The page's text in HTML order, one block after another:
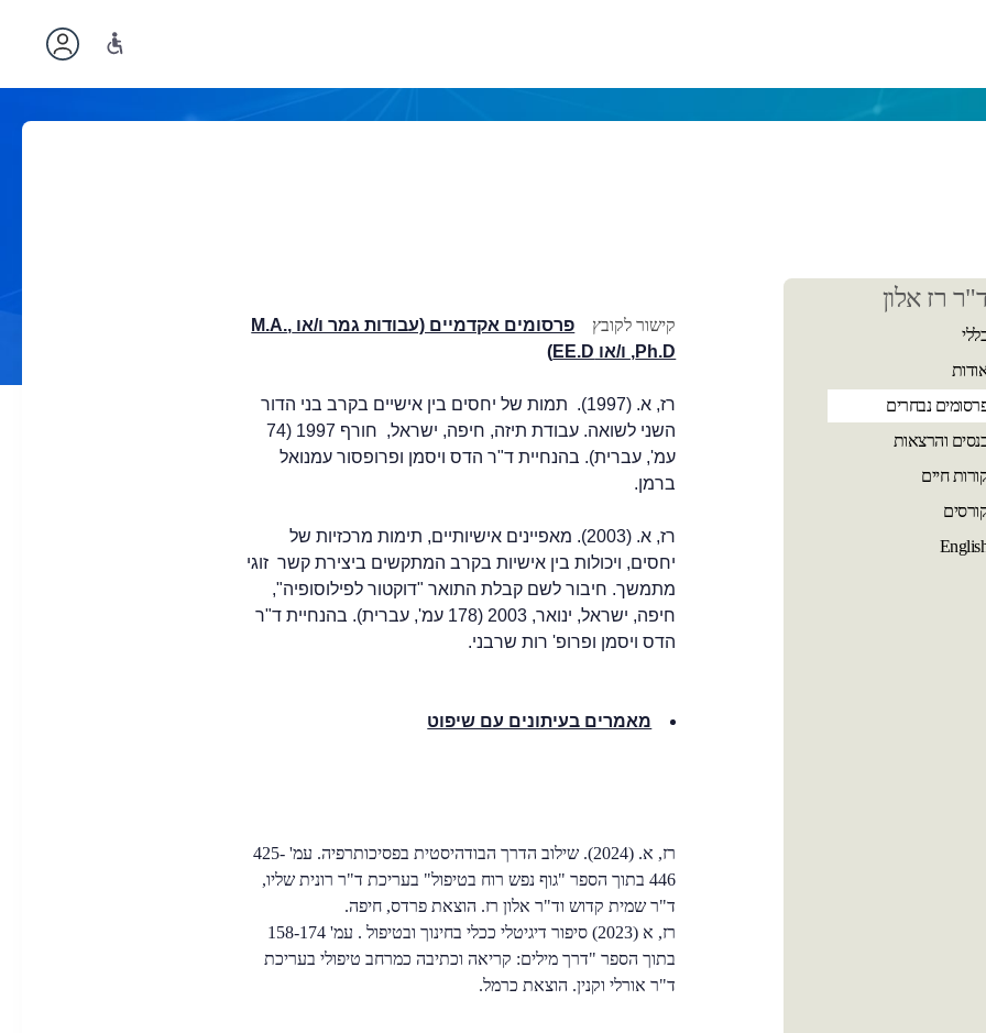
רז אלון
נבחרים
והרצאות
חיים
קישור לקובץ
(נפתח
בלשונית
בדפדפן)
פרסומים אקדמיים (עבודות גמר ו/או M.A.,
Ph.D, ו/או EE.D
)
רז, א. (1997). תמות של יחסים בין אישיים בקרב בני הדור
השני לשואה. עבודת תיזה, חיפה, ישראל, חורף 1997 (74
עמ', עברית). בהנחיית ד"ר הדס ויסמן ופרופסור עמנואל
ברמן.
רז, א. (2003). מאפיינים אישיותיים, תימות מרכזיות של
יחסים, ויכולות בין אישיות בקרב המתקשים ביצירת קשר זוגי
מתמשך. חיבור לשם קבלת התואר "דוקטור לפילוסופיה",
חיפה, ישראל, ינואר, 2003 (178 עמ', עברית). בהנחיית ד"ר
הדס ויסמן ופרופ' רות שרבני.
מאמרים בעיתונים עם שיפוט
רז, א. (2024). שילוב הדרך הבודהיסטית בפסיכותרפיה.
עמ' 425-
446 בתוך הספר "גוף נפש רוח בטיפול" בעריכת ד"ר רונית שליו,
ד"ר שמית קדוש וד"ר אלון רז. הוצאת פרדס, חיפה.
רז, א (2023) סיפור דיגיטלי ככלי בחינוך ובטיפול . עמ' 158-174
בתוך הספר "דרך מילים: קריאה וכתיבה כמרחב טיפולי בעריכת
ד"ר אורלי וקנין. הוצאת כרמל.